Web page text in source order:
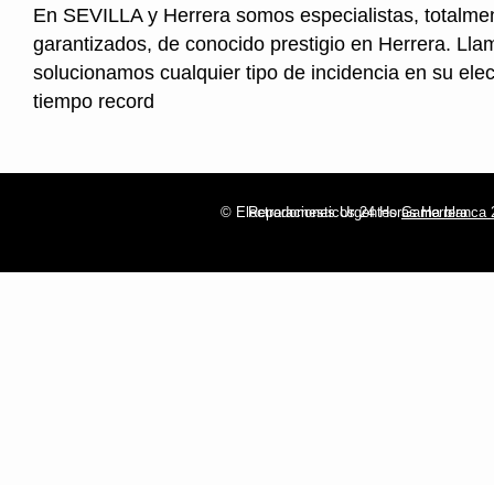
En SEVILLA y Herrera somos especialistas,
garantizados, de conocido prestigio en Herrera.
solucionamos cualquier tipo de incidencia en su
tiempo record
© Electrodomesticos 24 Horas Herrera
Reparaciones UrgentesGama blanca